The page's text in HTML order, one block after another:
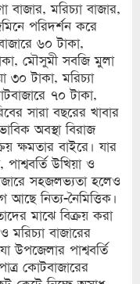
মরিচ্যা বাজার,
পরিদর্শন করে
৬০ টাকা,
মৌসুমী সবজি মুলা
৩০ টাকা, মরিচ্যা
৭০ টাকা,
সারা বছরের খাবার
অবস্থা বিরাজ
ক্ষমতার বাইরে। যার
উখিয়া ও
সহজলভ্যতা হলেও
আছে নিত্য-নৈমিত্তিক।
মাঝে বিক্রয় করা
মরিচ্যা বাজারের
উপজেলার পাশ্ববর্তি
কোটবাজারের